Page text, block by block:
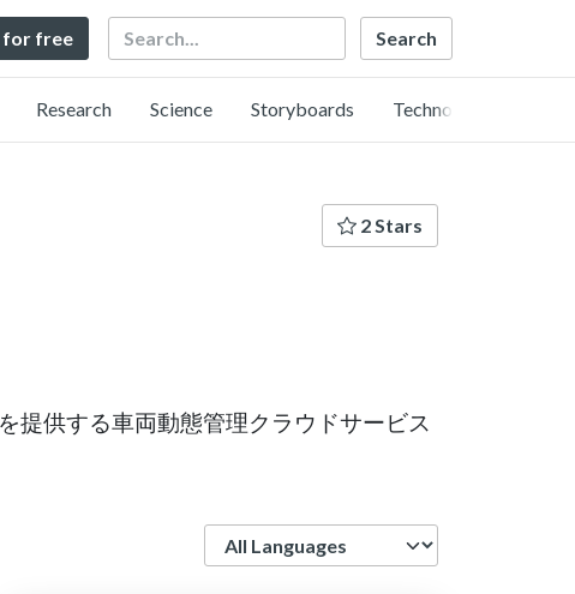
for free Search
Research Science Storyboards Technology
2 Stars
提供する車両動態管理クラウドサービス